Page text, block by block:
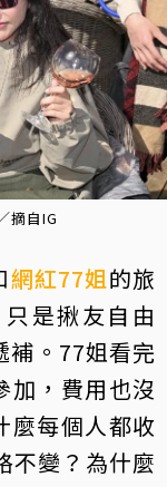
摘自IG
網紅77姐的旅
是揪友自由
補。77姐看完
加，費用也沒
麼每個人都收
不變？為什麼